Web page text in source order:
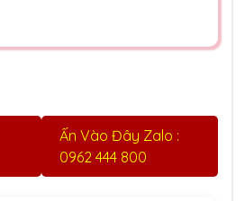
Ấn Vào Đây Zalo :
0962 444 800